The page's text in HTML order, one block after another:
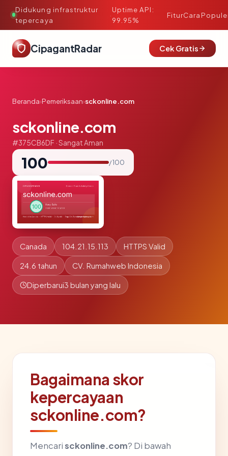
Didukung infrastruktur
tepercaya
·
Uptime API:
99.95%
FiturCara
CipagantRadar Cek Gratis
Beranda›Pemeriksaan›sckonline.com
sckonline.com
#375CB6DF · Sangat Aman
100 / 100
Canada 104.21.15.113 HTTPS Valid
24.6 tahun CV. Rumahweb Indonesia
Diperbarui3 bulan yang lalu
Bagaimana skor
kepercayaan
sckonline.com?
Mencarisckonline.com? Di bawah